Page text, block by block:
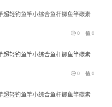
超轻钓鱼竿小综合鱼杆鲫鱼竿碳素
0
0
超轻钓鱼竿小综合鱼杆鲫鱼竿碳素
0
0
超轻钓鱼竿小综合鱼杆鲫鱼竿碳素